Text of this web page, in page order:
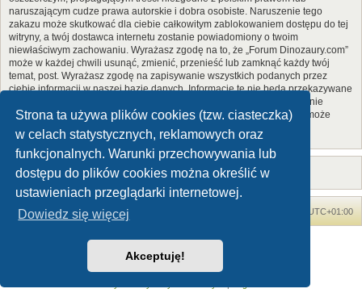
Strona ta używa plików cookies (tzw. ciasteczka)
w celach statystycznych, reklamowych oraz
funkcjonalnych. Warunki przechowywania lub
dostępu do plików cookies można określić w
ustawieniach przeglądarki internetowej.
Dowiedz się więcej
Akceptuję!
naruszającym cudze prawa autorskie i dobra osobiste. Naruszenie tego
zakazu może skutkować dla ciebie całkowitym zablokowaniem dostępu do tej
witryny, a twój dostawca internetu zostanie powiadomiony o twoim
niewłaściwym zachowaniu. Wyrażasz zgodę na to, że „Forum Dinozaury.com”
może w każdej chwili usunąć, zmienić, przenieść lub zamknąć każdy twój
temat, post. Wyrażasz zgodę na zapisywanie wszystkich podanych przez
ciebie informacji w naszej bazie danych. Informacje te nie będą przekazywane
nikomu bez twojej zgody, ale ani „Forum Dinozaury.com”, ani phpBB nie
ponosi odpowiedzialności za włamania do witryny, podczas których może
dojść do kradzieży danych.
Forum Dinozaury.com UTC+01:00
Dinozaury.com© 2006-2020
Technologię dostarczaphpBB® Forum Software © phpBB Limited
Polski pakiet językowy dostarcza